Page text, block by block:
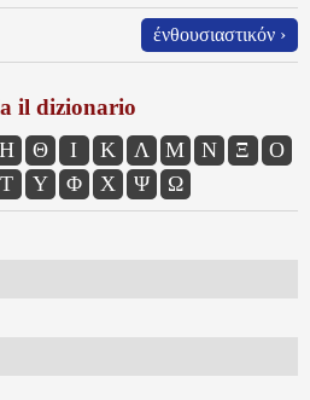
ένθουσιαστικόν ›
il dizionario
Η Θ Ι Κ Λ Μ Ν Ξ
Ο
Τ Υ Φ Χ Ψ Ω